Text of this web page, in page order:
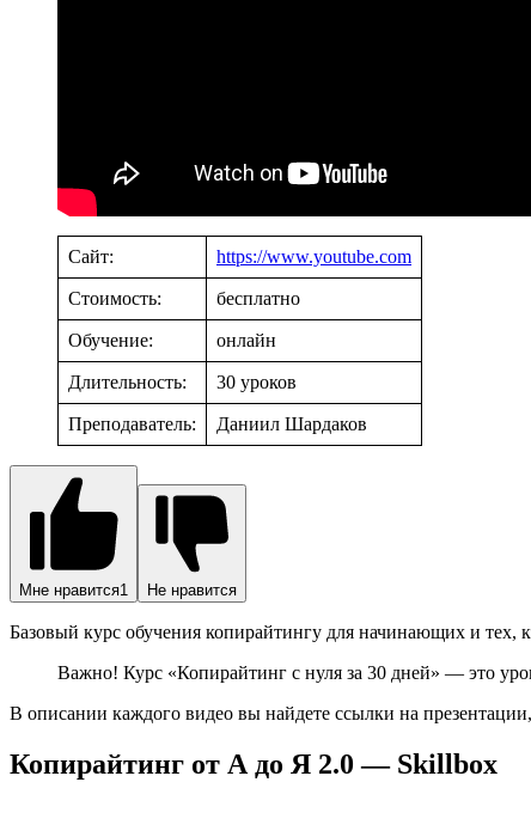
Сайт: https://www.youtube.com
Стоимость: бесплатно
Обучение: онлайн
Длительность: 30 уроков
Преподаватель: Даниил Шардаков
Мне нравится1 Не нравится
Базовый курс обучения копирайтингу для начинающих и тех,
Важно! Курс «Копирайтинг с нуля за 30 дней» — это
В описании каждого видео вы найдете ссылки на
Копирайтинг от А до Я 2.0 — Skillbox